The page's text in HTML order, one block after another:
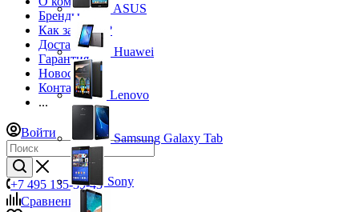
Бренды
Как заказать?
Доставка
Гарантия
Новости
Контакты
...
Войти
+7 495 135-39-43
Сравнение
0
ASUS
Huawei
Lenovo
Samsung Galaxy Tab
Sony